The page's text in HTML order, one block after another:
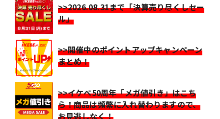
>>2026.08.31まで「決算売り尽くしセー
ル」
>>開催中のポイントアップキャンペーン
まとめ！
>>イケベ50周年「メガ値引き」はこち
ら！商品は頻繁に入れ替わりますので、
お見逃しなく！